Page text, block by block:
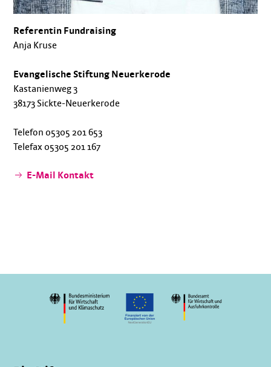
Referentin Fundraising
Anja Kruse
Evangelische Stiftung Neuerkerode
Kastanienweg 3
38173 Sickte-Neuerkerode
Telefon 05305 201 653
Telefax 05305 201 167
E-Mail Kontakt